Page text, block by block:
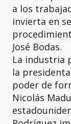
a los
invierta en
José Bodas.
La industria
la
poder de
Nicolás